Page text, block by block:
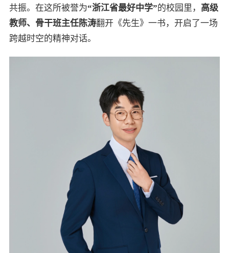
共振。在这所被誉为“浙江省最好中学”的校园里， 高级
教师、骨干班主任陈涛翻开《先生》一书，开启了一场
跨越时空的精神对话。